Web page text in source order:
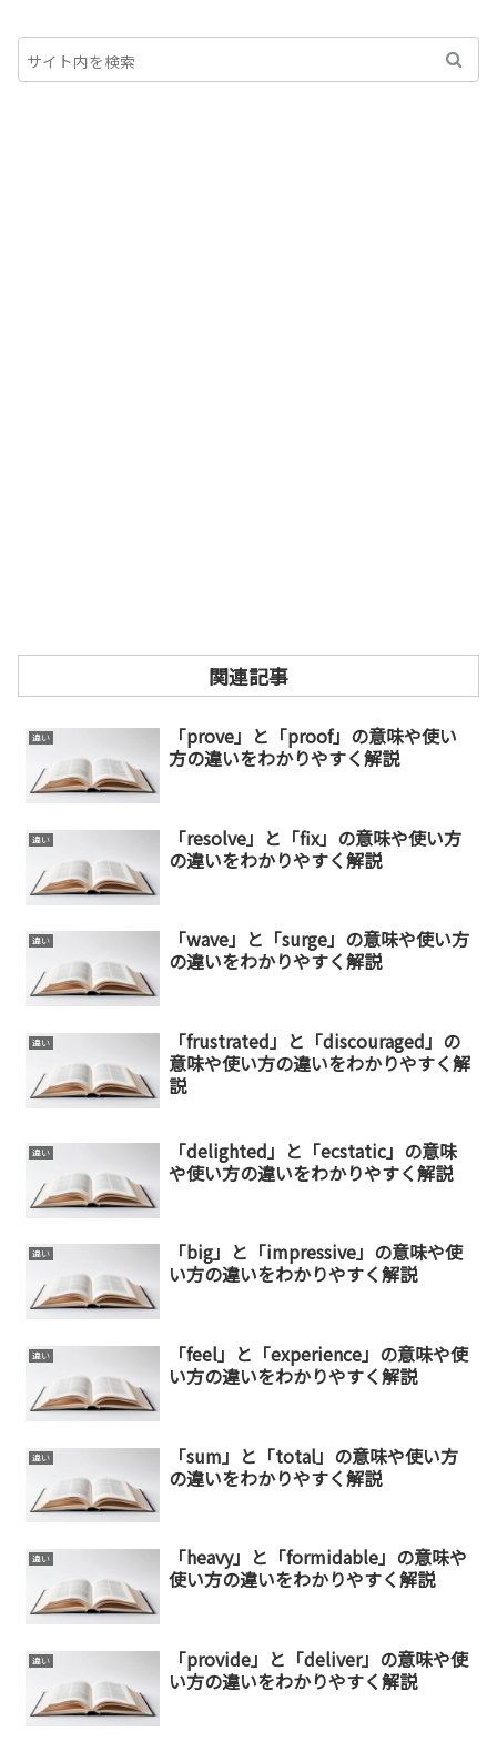
関連記事
違い
「prove」と「proof」の意味や使い
方の違いをわかりやすく解説
違い
「resolve」と「fix」の意味や使い方
の違いをわかりやすく解説
違い
「wave」と「surge」の意味や使い方
の違いをわかりやすく解説
違い
「frustrated」と「discouraged」の
意味や使い方の違いをわかりやすく解
説
違い
「delighted」と「ecstatic」の意味
や使い方の違いをわかりやすく解説
違い
「big」と「impressive」の意味や使
い方の違いをわかりやすく解説
違い
「feel」と「experience」の意味や使
い方の違いをわかりやすく解説
違い
「sum」と「total」の意味や使い方
の違いをわかりやすく解説
違い
「heavy」と「formidable」の意味や
使い方の違いをわかりやすく解説
違い
「provide」と「deliver」の意味や使
い方の違いをわかりやすく解説